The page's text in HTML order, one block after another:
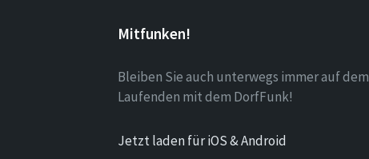
Mitfunken!
Bleiben Sie auch unterwegs immer auf dem
Laufenden mit dem DorfFunk!
Jetzt laden für iOS & Android